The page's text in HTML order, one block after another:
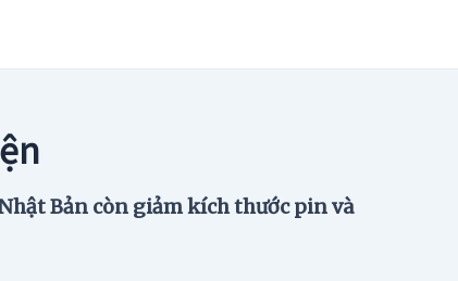
Bản còn giảm kích thước pin và